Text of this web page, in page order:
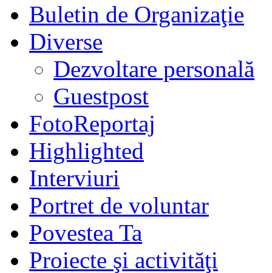
Buletin de Organizaţie
Diverse
Dezvoltare personală
Guestpost
FotoReportaj
Highlighted
Interviuri
Portret de voluntar
Povestea Ta
Proiecte şi activităţi